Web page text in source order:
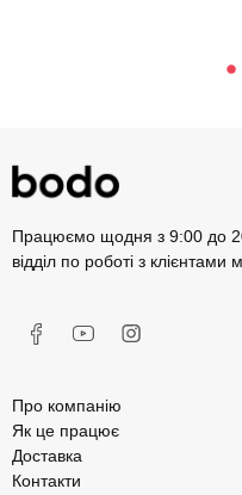
Працюємо щодня з 9:00 до
відділ по роботі з
Про компанію
Як це працює
Доставка
Контакти